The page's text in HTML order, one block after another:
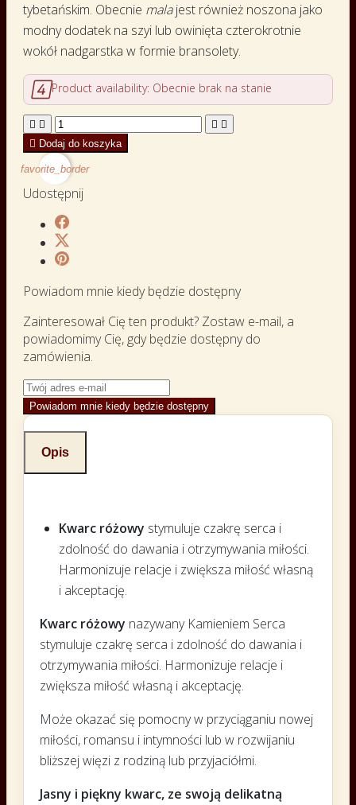
tybetańskim. Obecnie malajest również noszona jako
modny dodatek na szyi lub owinięta czterokrotnie
wokół nadgarstka w formie bransolety.
Product availability: Obecnie brak na stanie
   
 Dodaj do koszyka
favorite_border
Udostępnij
Powiadom mnie kiedy będzie dostępny
Zainteresował Cię ten produkt? Zostaw e-mail, a
powiadomimy Cię, gdy będzie dostępny do
zamówienia.
Powiadom mnie kiedy będzie dostępny
Opis
Kwarc różowy stymuluje czakrę serca i
zdolność do dawania i otrzymywania miłości.
Harmonizuje relacje i zwiększa miłość własną
i akceptację.
Kwarc różowy nazywany Kamieniem Serca
stymuluje czakrę serca i zdolność do dawania i
otrzymywania miłości. Harmonizuje relacje i
zwiększa miłość własną i akceptację.
Może okazać się pomocny w przyciąganiu nowej
miłości, romansu i intymności lub w rozwijaniu
bliższej więzi z rodziną lub przyjaciółmi.
Jasny i piękny kwarc, ze swoją delikatną